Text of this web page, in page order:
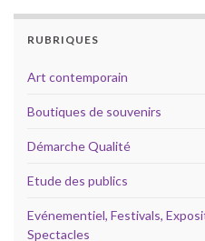
RUBRIQUES
Art contemporain
Boutiques de souvenirs
Démarche Qualité
Etude des publics
Evénementiel, Festivals,
Spectacles